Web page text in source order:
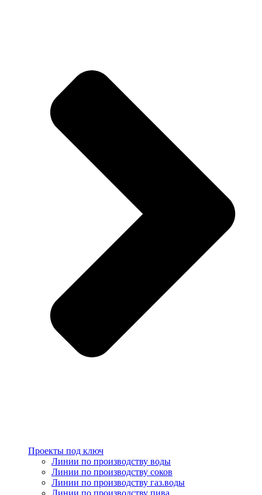
Проекты под ключ
Линии по производству воды
Линии по производству соков
Линии по производству газ.воды
Линии по производству пива